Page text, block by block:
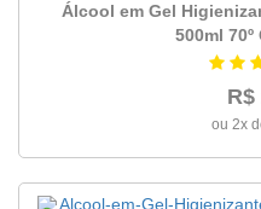
até
19,99
Álcool em Gel
500ml 70º
R$
ou 2x